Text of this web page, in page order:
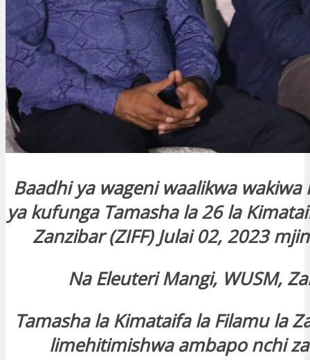
Baadhi ya wageni waalikwa wakiwa
ya kufunga Tamasha la 26 la
Zanzibar (ZIFF) Julai 02, 2023
Na Eleuteri Mangi, WUSM,
Tamasha la Kimataifa la Filamu la
limehitimishwa ambapo nchi